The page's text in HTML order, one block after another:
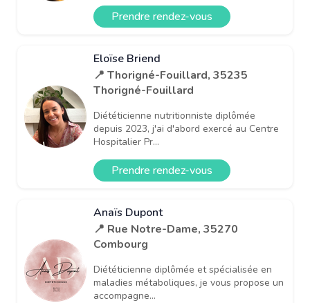
Prendre rendez-vous
Eloïse Briend
📍 Thorigné-Fouillard, 35235
Thorigné-Fouillard
Diététicienne nutritionniste diplômée
depuis 2023, j'ai d'abord exercé au Centre
Hospitalier Pr...
Prendre rendez-vous
Anaïs Dupont
📍 Rue Notre-Dame, 35270
Combourg
Diététicienne diplômée et spécialisée en
maladies métaboliques, je vous propose un
accompagne...